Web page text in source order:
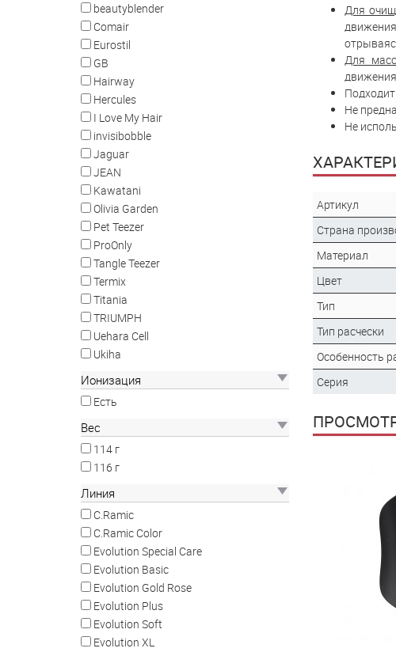
beautyblender
Comair
Eurostil
GB
Hairway
Hercules
I Love My Hair
invisibobble
Jaguar
JEAN
Kawatani
Olivia Garden
Pet Teezer
ProOnly
Tangle Teezer
Termix
Titania
TRIUMPH
Uehara Cell
Ukiha
Ионизация
Есть
Вес
114 г
116 г
Линия
C.Ramic
C.Ramic Color
Evolution Special Care
Evolution Basic
Evolution Gold Rose
Evolution Plus
Evolution Soft
Evolution XL
Для
Для
Не
Не
Артикул
Страна
Материал
Цвет
Тип
Тип расчески
Особенность
Серия